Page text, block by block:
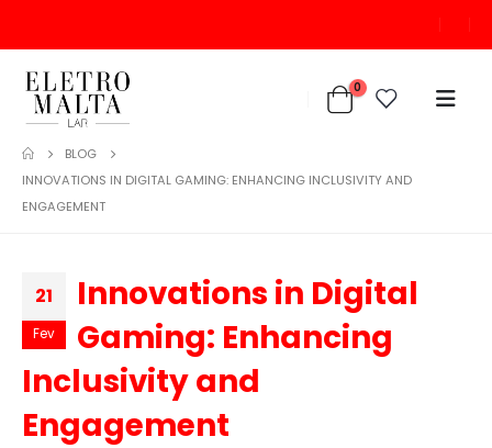
0
BLOG
INNOVATIONS IN DIGITAL GAMING: ENHANCING INCLUSIVITY AND
ENGAGEMENT
21
Fev
Innovations in Digital
Gaming: Enhancing
Inclusivity and
Engagement